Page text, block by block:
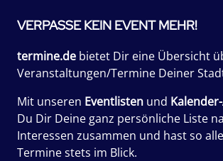
VERPASSE KEIN EVENT MEHR!
termine.de bietet Dir eine Übersicht
Veranstaltungen/Termine Deiner
Mit unseren Eventlisten und
Du Dir Deine ganz persönliche Liste
Interessen zusammen und hast so
Termine stets im Blick.